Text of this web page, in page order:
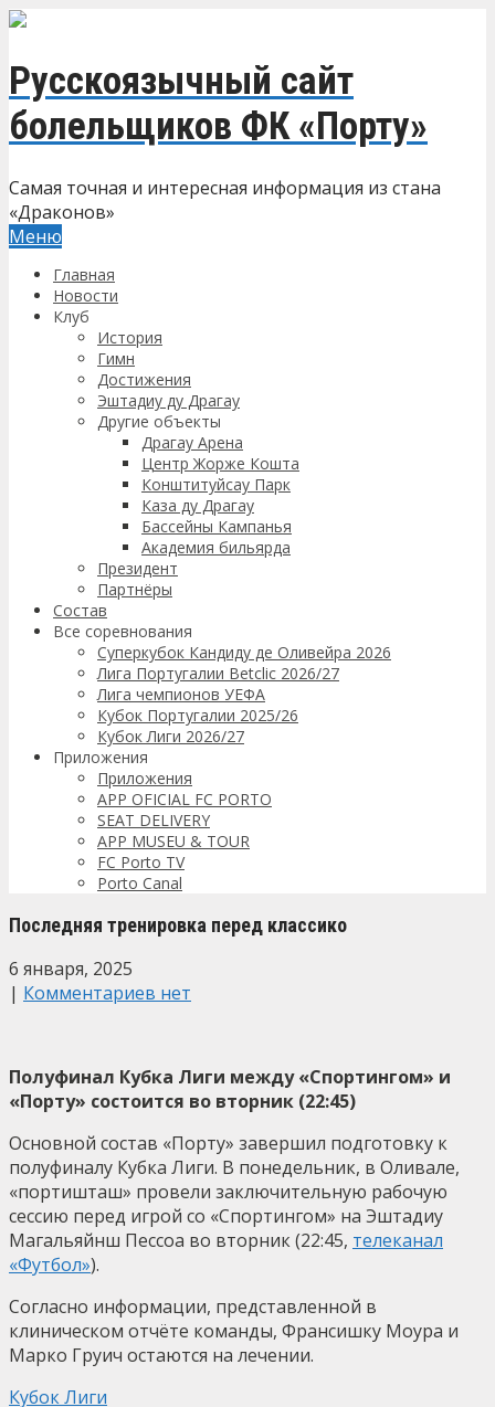
Русскоязычный сайт
болельщиков ФК «Порту»
Самая точная и интересная информация из стана
«Драконов»
Меню
Главная
Новости
Клуб
История
Гимн
Достижения
Эштадиу ду Драгау
Другие объекты
Драгау Арена
Центр Жорже Кошта
Конштитуйсау Парк
Каза ду Драгау
Бассейны Кампанья
Академия бильярда
Президент
Партнёры
Состав
Все соревнования
Суперкубок Кандиду де Оливейра 2026
Лига Португалии Betclic 2026/27
Лига чемпионов УЕФА
Кубок Португалии 2025/26
Кубок Лиги 2026/27
Приложения
Приложения
APP OFICIAL FC PORTO
SEAT DELIVERY
APP MUSEU & TOUR
FC Porto TV
Porto Canal
Последняя тренировка перед классико
6 января, 2025
| Комментариев нет
Полуфинал Кубка Лиги между «Спортингом» и
«Порту» состоится во вторник (22:45)
Основной состав «Порту» завершил подготовку к
полуфиналу Кубка Лиги. В понедельник, в Оливале,
«портишташ» провели заключительную рабочую
сессию перед игрой со «Спортингом» на Эштадиу
Магальяйнш Пессоа во вторник (22:45, телеканал
«Футбол»).
Согласно информации, представленной в
клиническом отчёте команды, Франсишку Моура и
Марко Груич остаются на лечении.
Кубок Лиги